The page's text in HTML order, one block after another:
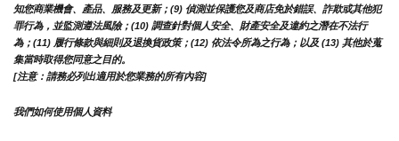
知您商業機會、產品、服務及更新；(9) 偵測並保護您及商店免於錯誤、詐欺或其他犯
罪行為，並監測遵法風險；(10) 調查針對個人安全、財產安全及違約之潛在不法行
為；(11) 履行條款與細則及退換貨政策；(12) 依法令所為之行為；以及 (13) 其他於蒐
集當時取得您同意之目的。
[注意：請務必列出適用於您業務的所有內容]
我們如何使用個人資料